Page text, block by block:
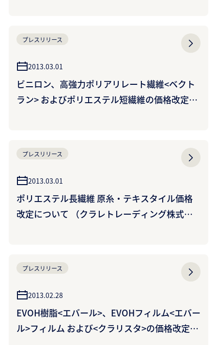
プレスリリース
2013.03.01
ビニロン、高強力ポリアリレート繊維<ベクト
ラン> およびポリエステル短繊維の価格改定に
プレスリリース
2013.03.01
ポリエステル長繊維 原糸・テキスタイル価格
改定について （クラレトレーディング株式会
プレスリリース
2013.02.28
EVOH樹脂<エバール>、EVOHフィルム<エバー
ル>フィルム および<クラリスタ>の価格改定に